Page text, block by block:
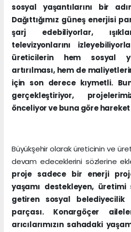
sosyal yaşantılarını bir
Dağıttığımız güneş enerjisi
şarj edebiliyorlar,
televizyonlarını
üreticilerin hem sosyal
artırılması, hem de
için son derece kıymetli.
gerçekleştiriyor,
önceliyor ve buna göre
Büyükşehir olarak üreticinin ve
devam edeceklerini sözlerine
proje sadece bir enerji
yaşamı destekleyen,
getiren sosyal belediyecilik
parçası. Konargöçer
arıcılarımızın sahadaki